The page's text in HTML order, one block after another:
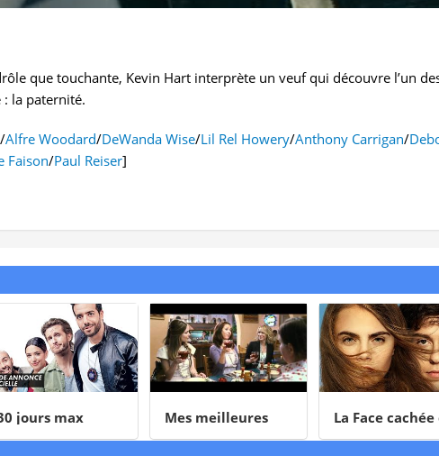
que touchante, Kevin Hart interprète un veuf qui découvre l’un
la paternité.
/Alfre Woodard/DeWanda Wise/Lil Rel Howery/Anthony Carrigan/
Faison/Paul Reiser]
jours max
Mes meilleures
amies
La Face cachée
Margo